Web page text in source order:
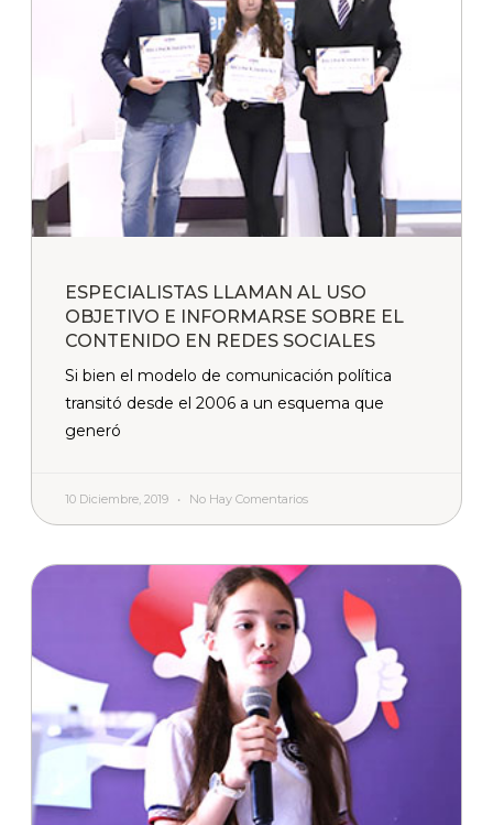
ESPECIALISTAS LLAMAN AL USO
OBJETIVO E INFORMARSE SOBRE EL
CONTENIDO EN REDES SOCIALES
Si bien el modelo de comunicación política
transitó desde el 2006 a un esquema que
generó
10 Diciembre, 2019 No Hay Comentarios